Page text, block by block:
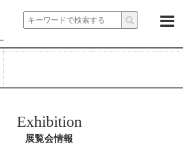
News Exhibitions
Exhibition
展覧会情報